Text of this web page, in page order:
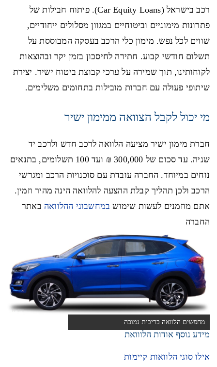
רכב בישראל (Car Equity Loans). פיתוח חבילות של
פתרונות מימוניים וביטוחיים במגוון מסלולים ייחודיים,
שווים לכל נפש. מימון כלי הרכב בעסקה המבוססת על
תשלום חודשי קבוע. חתירה לחיסכון בזמן יקר ובהוצאות
לקוחותינו, תוך שמירה על ערכי קבוצת ביטוח ישיר. יצירת
שיתופי פעולה עם חברות מובילות בתחומים משלימים.
מי יכול לקבל הצוואה ממימון ישיר
חברת מימון ישיר מציעה הלוואה לרכב חדש ולרכב יד
שניה. עד סכום של 300,000 ₪ ועד 100 תשלומים, בתנאים
נוחים במיוחד. החברה עובדת עם סוכנויות הרכב ומגרשי
הרכב ולכן תהליך קבלת ההצעה להלוואה הינה מהיר וזמין.
אתם מוזמנים לעשות שימוש במחשבוני ההלוואהבאתר
החברה
מחפשים הלוואה בריבית נמוכה
מידע נוסף אודות הלווואת
אילו סוגי הלוואות קיימות